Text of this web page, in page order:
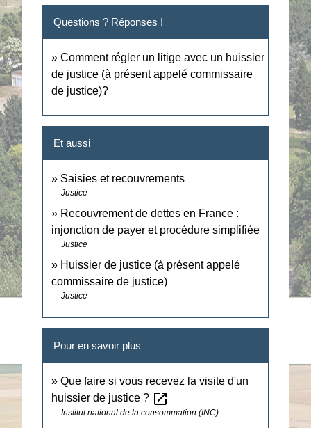
Questions ? Réponses !
Comment régler un litige avec un huissier
de justice (à présent appelé commissaire
de justice)?
Et aussi
Saisies et recouvrements
Justice
Recouvrement de dettes en France :
injonction de payer et procédure simplifiée
Justice
Huissier de justice (à présent appelé
commissaire de justice)
Justice
Pour en savoir plus
Que faire si vous recevez la visite d'un
huissier de justice ? open_in_new
Institut national de la consommation (INC)